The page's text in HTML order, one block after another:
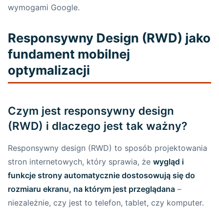
wymogami Google.
Responsywny Design (RWD) jako
fundament mobilnej
optymalizacji
Czym jest responsywny design
(RWD) i dlaczego jest tak ważny?
Responsywny design (RWD) to sposób projektowania
stron internetowych, który sprawia, że wygląd i
funkcje strony automatycznie dostosowują się do
rozmiaru ekranu, na którym jest przeglądana –
niezależnie, czy jest to telefon, tablet, czy komputer.